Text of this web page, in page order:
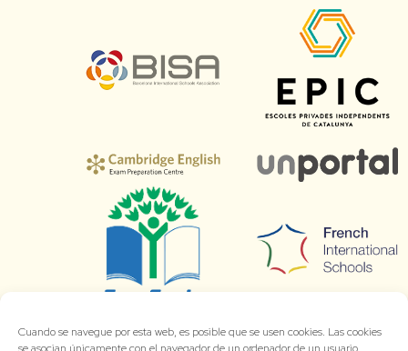
Cuando se navegue por esta web, es posible que se usen cookies. Las cookies